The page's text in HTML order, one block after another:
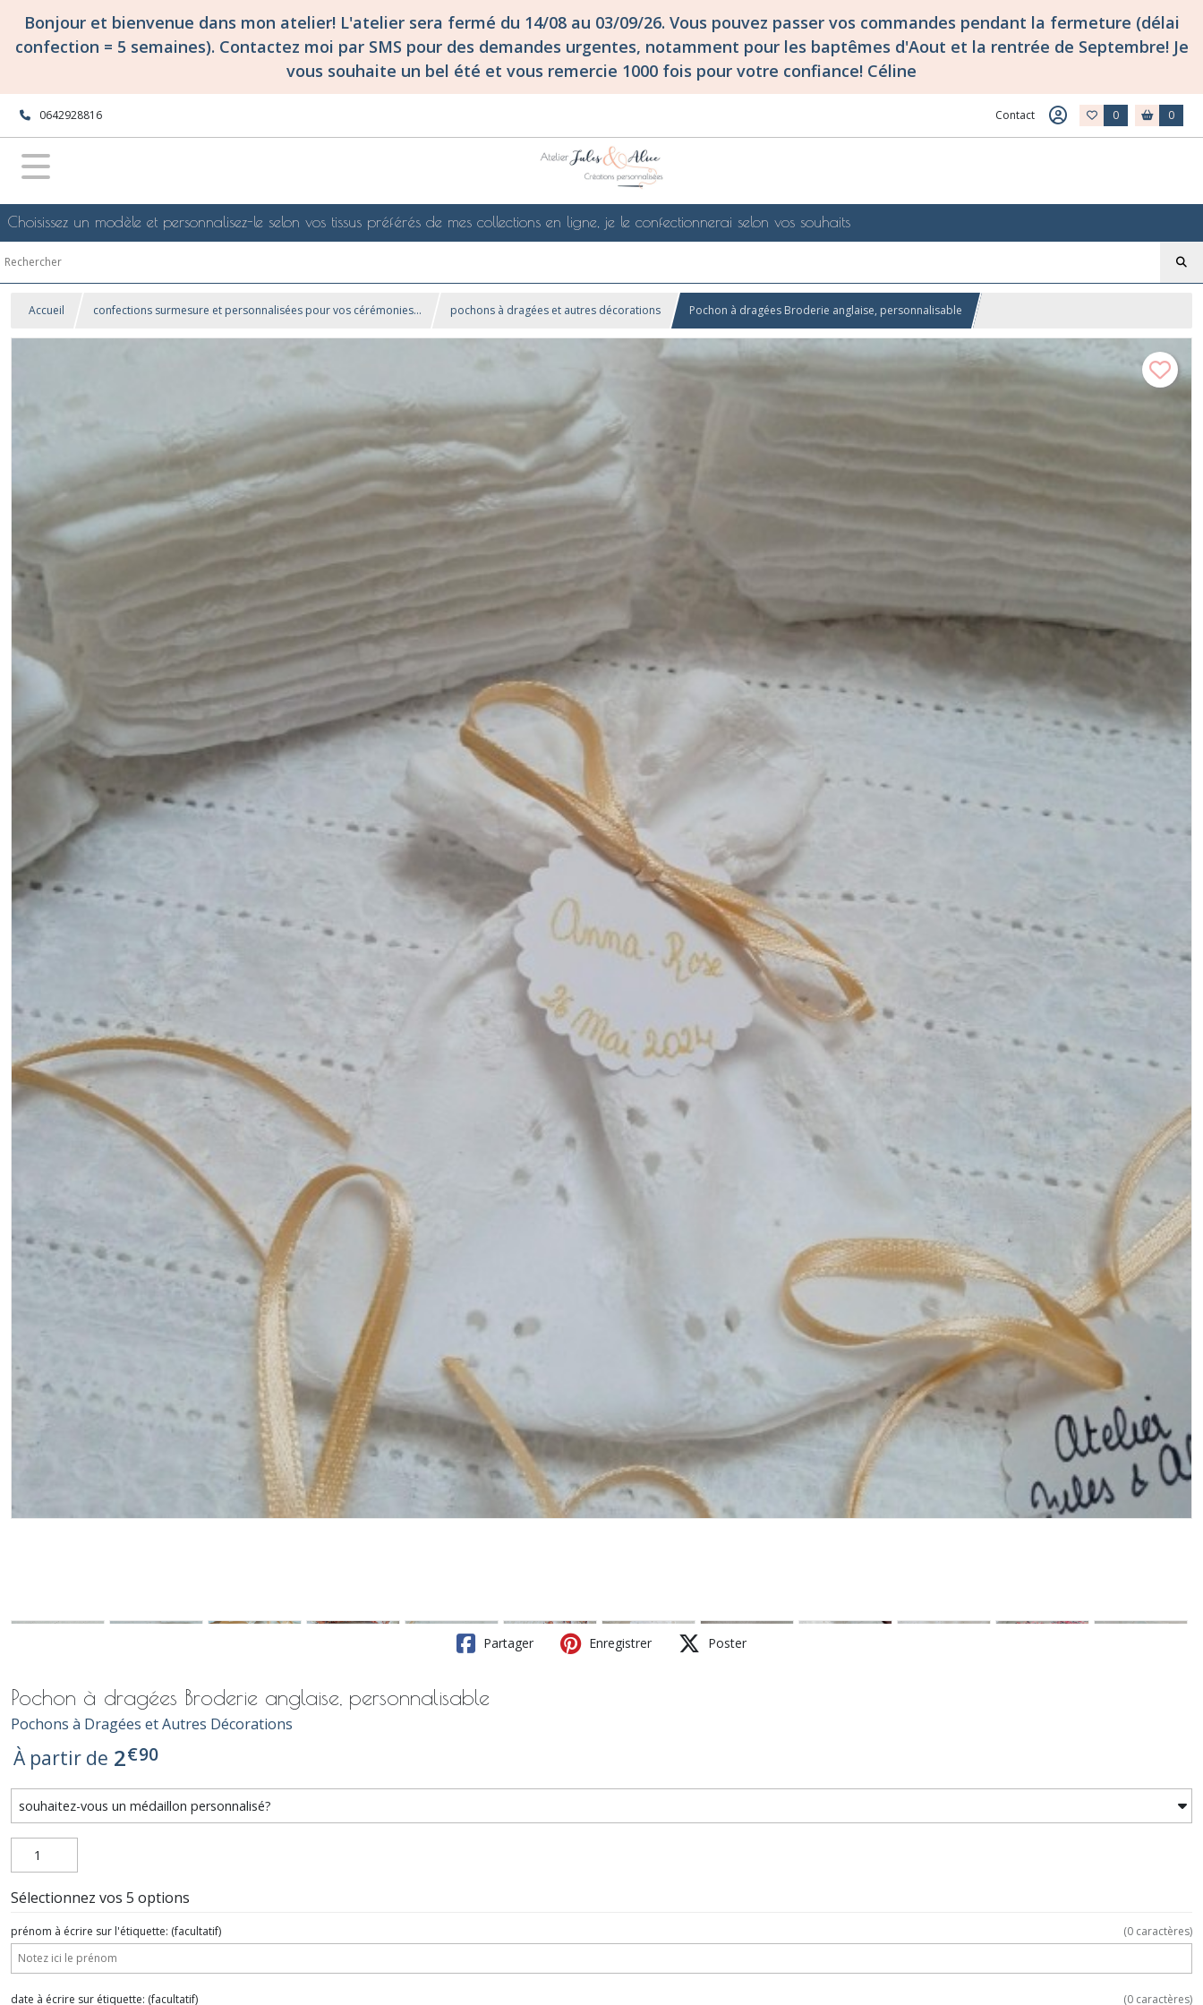
Bonjour et bienvenue dans mon atelier! L'atelier sera fermé du 14/08 au 03/09/26. Vous pouvez passer vos commandes pendant la fermeture (délai
confection = 5 semaines). Contactez moi par SMS pour des demandes urgentes, notamment pour les baptêmes d'Aout et la rentrée de Septembre! Je
vous souhaite un bel été et vous remercie 1000 fois pour votre confiance! Céline
0642928816 Contact 0 0
Choisissez un modèle et personnalisez-le selon vos tissus préférés de mes collections en ligne, je le confectionnerai selon vos souhaits
Accueil confections surmesure et personnalisées pour vos cérémonies... pochons à dragées et autres décorations Pochon à dragées Broderie anglaise, personnalisable
Partager Enregistrer Poster
Pochon à dragées Broderie anglaise, personnalisable
Pochons à Dragées et Autres Décorations
À partir de 2€90
Sélectionnez vos 5 options
prénom à écrire sur l'étiquette: (facultatif) (0 caractères)
date à écrire sur étiquette: (facultatif) (0 caractères)